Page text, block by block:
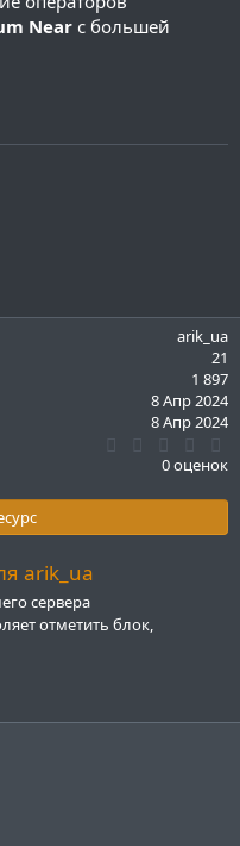
Near с большей
arik_ua
21
1 897
8 Апр 2024
8 Апр 2024
0
0
в
0 оценок
arik_ua
сервера
отметить блок,